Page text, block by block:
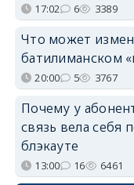
17:02 6 3389
Что может
батилиманском
20:00 5 3767
Почему у
связь вела себя
блэкауте
13:00 16 6461